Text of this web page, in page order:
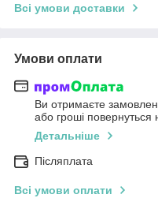
Всі умови доставки
Умови оплати
Ви отримаєте
або гроші повернуться
Детальніше
Післяплата
Всі умови оплати